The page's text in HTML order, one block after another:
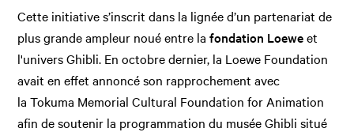
Cette initiative s’inscrit dans la lignée d’un partenariat de
plus grande ampleur noué entre lafondation Loeweet
l'univers Ghibli. En octobre dernier, la Loewe Foundation
avait en effet annoncé son rapprochement avec
la Tokuma Memorial Cultural Foundation for Animation
afin de soutenir la programmation du musée Ghibli situé